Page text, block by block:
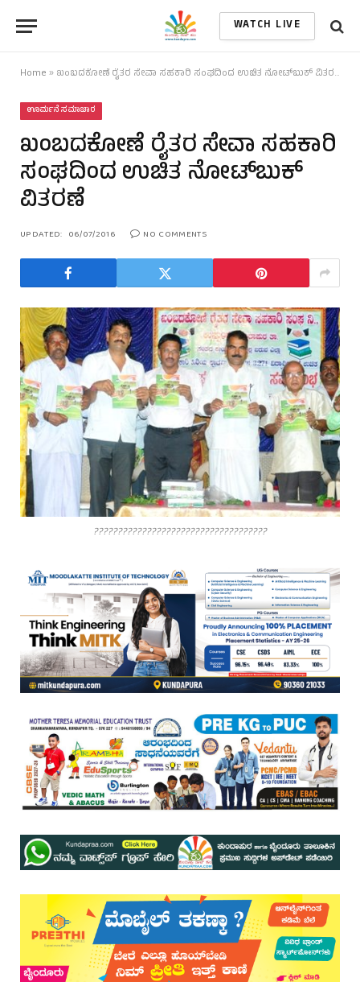
WATCH LIVE
Home » ಖಂಬದಕೋಣೆ ರೈತರ ಸೇವಾ ಸಹಕಾರಿ ಸಂಘದಿಂದ ಉಚಿತ ನೋಟ್‌ಬುಕ್ ವಿತರಣೆ
ಊರ್ಮನೆ ಸಮಾಚಾರ
ಖಂಬದಕೋಣೆ ರೈತರ ಸೇವಾ ಸಹಕಾರಿ
ಸಂಘದಿಂದ ಉಚಿತ ನೋಟ್‌ಬುಕ್
ವಿತರಣೆ
UPDATED: 06/07/2016 NO COMMENTS
????????????????????????????????????